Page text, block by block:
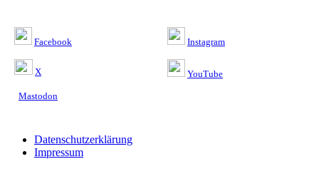
Facebook
X
Mastodon
Instagram
YouTube
Datenschutzerklärung
Impressum